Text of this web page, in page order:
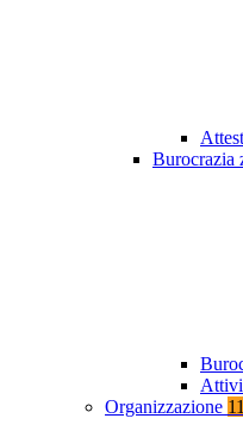
Burocrazia
Organizzazione 11